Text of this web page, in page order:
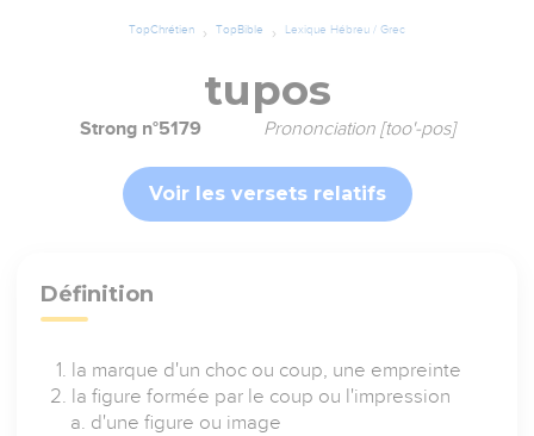
TopChrétien TopBible Lexique Hébreu / Grec
tupos
Strong n°5179 Prononciation [too'-pos]
Voir les versets relatifs
Définition
la marque d'un choc ou coup, une empreinte
la figure formée par le coup ou l'impression
d'une figure ou image